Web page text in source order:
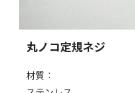
丸ノコ定規ネジ
材質：